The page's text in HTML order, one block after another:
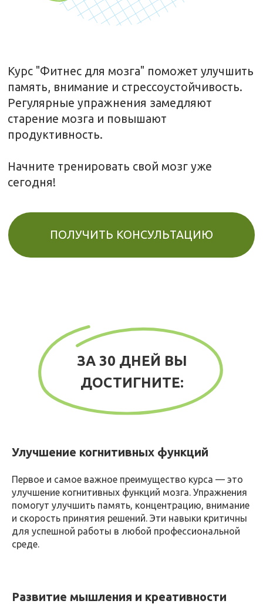
ЗА 30 ДНЕЙ ВЫ
ДОСТИГНИТЕ:
Улучшение когнитивных функций
Первое и самое важное преимущество курса — это
улучшение когнитивных функций мозга. Упражнения
помогут улучшить память, концентрацию, внимание
и скорость принятия решений. Эти навыки критичны
для успешной работы в любой профессиональной
среде.
Развитие мышления и креативности